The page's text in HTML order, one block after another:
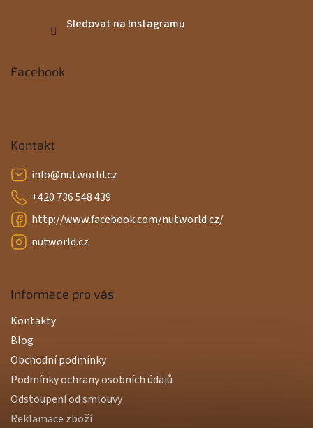
Sledovat na Instagramu
Facebook
Kontakt
info@nutworld.cz
+420 736 548 439
http://www.facebook.com/nutworld.cz/
nutworld.cz
Informace pro vás
Kontakty
Blog
Obchodní podmínky
Podmínky ochrany osobních údajů
Odstoupení od smlouvy
Reklamace zboží